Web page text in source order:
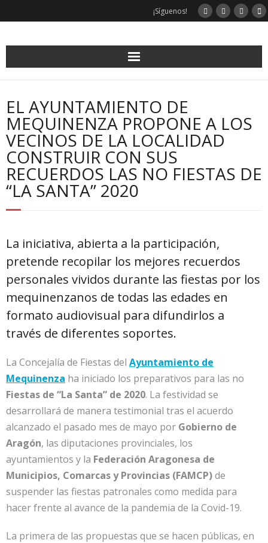
¡Síguenos!
EL AYUNTAMIENTO DE
MEQUINENZA PROPONE A LOS
VECINOS DE LA LOCALIDAD
CONSTRUIR CON SUS
RECUERDOS LAS NO FIESTAS DE
“LA SANTA” 2020
La iniciativa, abierta a la participación,
pretende recopilar los mejores recuerdos
personales vividos durante las fiestas por los
mequinenzanos de todas las edades en
formato audiovisual para difundirlos a
través de diferentes soportes.
La Concejalía de Fiestas del Ayuntamiento de
Mequinenza ha iniciado los preparativos para las no
Fiestas de “La Santa” de 2020. La festividad se
desarrollará de manera testimonial tras el acuerdo
alcanzado el pasado mes de mayo por Gobierno de
Aragón, las diputaciones provinciales, los
ayuntamientos y la Federación Aragonesa de
Municipios, Comarcas y Provincias (FAMCP)de
suspender las fiestas patronales como medida para
hacer frente al avance de la pandemia de la Covid-19.
La primera de las propuestas que se hacen públicas, en